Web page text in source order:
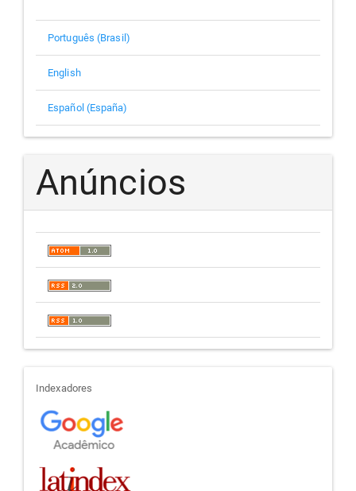
Português (Brasil)
English
Español (España)
Anúncios
indexadores
Indexadores